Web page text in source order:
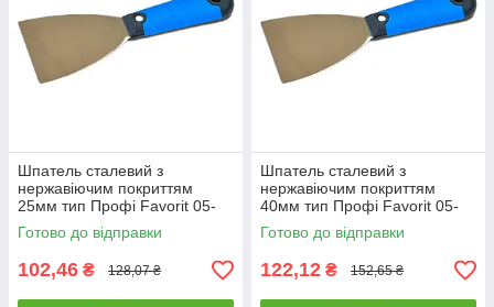
Шпатель сталевий з
нержавіючим покриттям
25мм тип Профі Favorit 05-
180 |штукатурний малярний
Шпатель стальной с
Готово до відправки
102,46 ₴ 128,07 ₴
Шпатель сталевий з
нержавіючим покриттям
40мм тип Профі Favorit 05-
181 |штукатурний малярний
Шпатель стальной с
Готово до відправки
122,12 ₴ 152,65 ₴